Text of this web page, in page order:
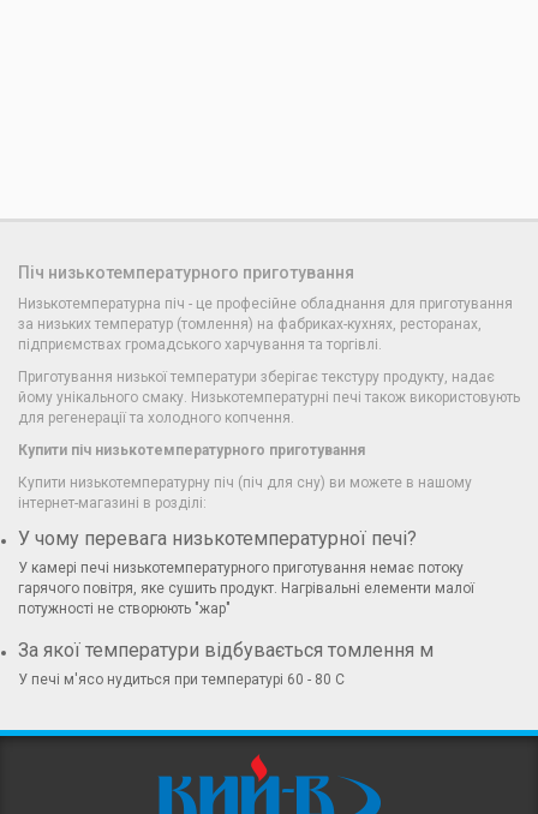
Піч низькотемпературного приготування
Низькотемпературна піч - це професійне обладнання для приготування
за низьких температур (томлення) на фабриках-кухнях, ресторанах,
підприємствах громадського харчування та торгівлі.
Приготування низької температури зберігає текстуру продукту, надає
йому унікального смаку. Низькотемпературні печі також використовують
для регенерації та холодного копчення.
Купити піч низькотемпературного приготування
Купити низькотемпературну піч (піч для сну) ви можете в нашому
інтернет-магазині в розділі:
У чому перевага низькотемпературної печі?
У камері печі низькотемпературного приготування немає потоку
гарячого повітря, яке сушить продукт. Нагрівальні елементи малої
потужності не створюють "жар"
За якої температури відбувається томлення м
У печі м'ясо нудиться при температурі 60 - 80 С